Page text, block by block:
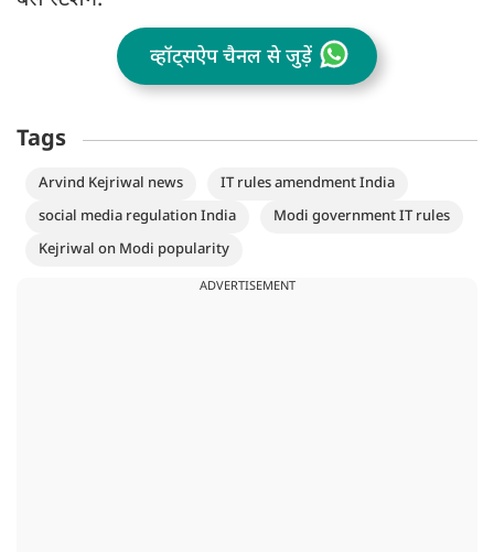
व्हॉट्सऐप चैनल से जुड़ें
Tags
Arvind Kejriwal news
IT rules amendment India
social media regulation India
Modi government IT rules
Kejriwal on Modi popularity
ADVERTISEMENT